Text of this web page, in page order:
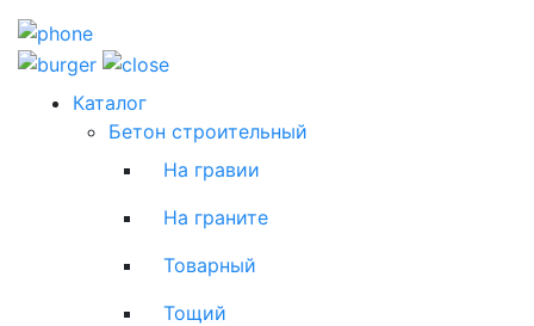
Каталог
Бетон строительный
На гравии
На граните
Товарный
Тощий